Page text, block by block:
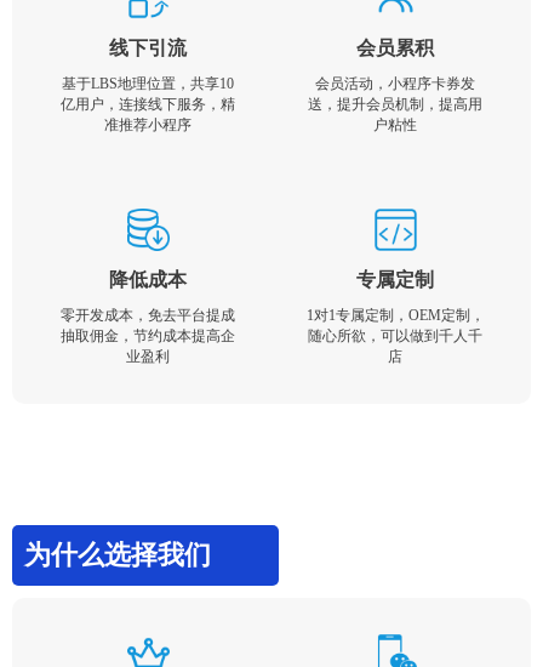
线下引流
基于LBS地理位置，共享10
亿用户，连接线下服务，精
准推荐小程序
会员累积
会员活动，小程序卡券发
送，提升会员机制，提高用
户粘性
降低成本
零开发成本，免去平台提成
抽取佣金，节约成本提高企
业盈利
专属定制
1对1专属定制，OEM定制，
随心所欲，可以做到千人千
店
为什么选择我们